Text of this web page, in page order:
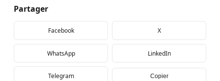
Partager
Facebook X
WhatsApp LinkedIn
Telegram Copier